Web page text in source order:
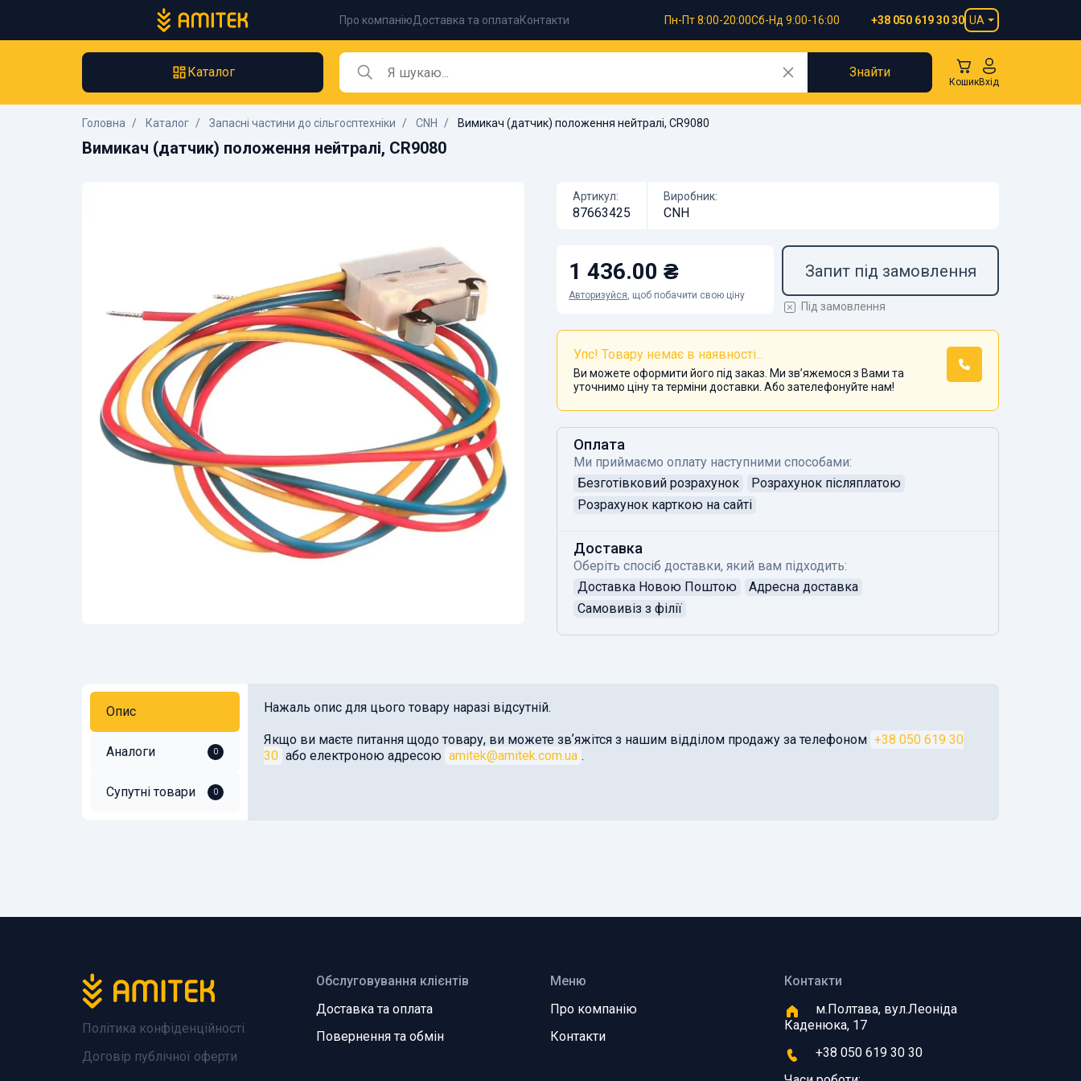
Про компаніюДоставка та оплатаКонтакти Пн-Пт 8:00-20:00Сб-Нд 9:00-16:00 +38 050 619 30 30 UA
Каталог Знайти
КошикВхід
Головна Каталог Запасні частини до сільгосптехніки CNH Вимикач (датчик) положення нейтралі, CR9080
Вимикач (датчик) положення нейтралі, CR9080
Артикул:
87663425
Виробник:
CNH
1 436.00 ₴
Авторизуйся, щоб побачити свою ціну
Запит під замовлення
Під замовлення
Упс! Товару немає в наявності...
Ви можете оформити його під заказ. Ми звʼяжемося з Вами та
уточнимо ціну та терміни доставки. Або зателефонуйте нам!
Оплата
Ми приймаємо оплату наступними способами:
Безготівковий розрахунок
Розрахунок післяплатою
Розрахунок карткою на сайті
Доставка
Оберіть спосіб доставки, який вам підходить:
Доставка Новою Поштою
Адресна доставка
Самовивіз з філії
Опис
Аналоги 0
Супутні товари 0
Нажаль опис для цього товару наразі відсутній.
Якщо ви маєте питання щодо товару, ви можете звʼяжітся з нашим відділом продажу за телефоном +38 050 619 30
30 або електроною адресою amitek@amitek.com.ua .
Політика конфіденційності
Договір публічної оферти
Обслуговування клієнтів
Доставка та оплата
Повернення та обмін
Меню
Про компанію
Контакти
Контакти
м.Полтава, вул.Леоніда
Каденюка, 17
+38 050 619 30 30